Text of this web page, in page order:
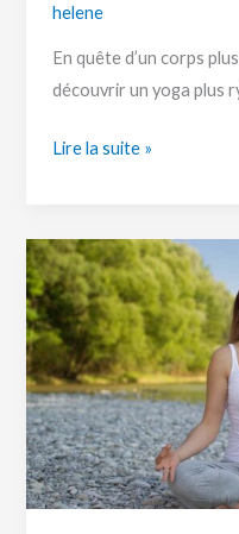
helene
En quête d’un corps
découvrir un yoga plus
Lire la suite »
Comment
choisir
son
cours
de
yoga
à
Toulouse
?